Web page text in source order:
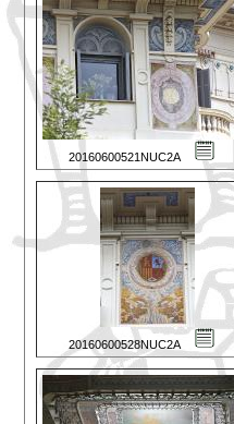
20160600521NUC2A
20160600528NUC2A